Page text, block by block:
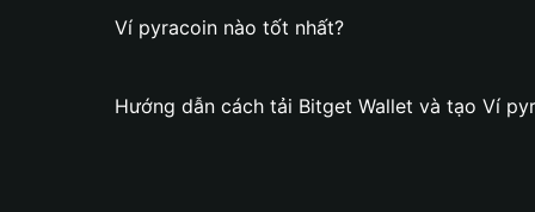
Ví pyracoin nào tốt nhất?
Hướng dẫn cách tải Bitget Wallet và tạo Ví